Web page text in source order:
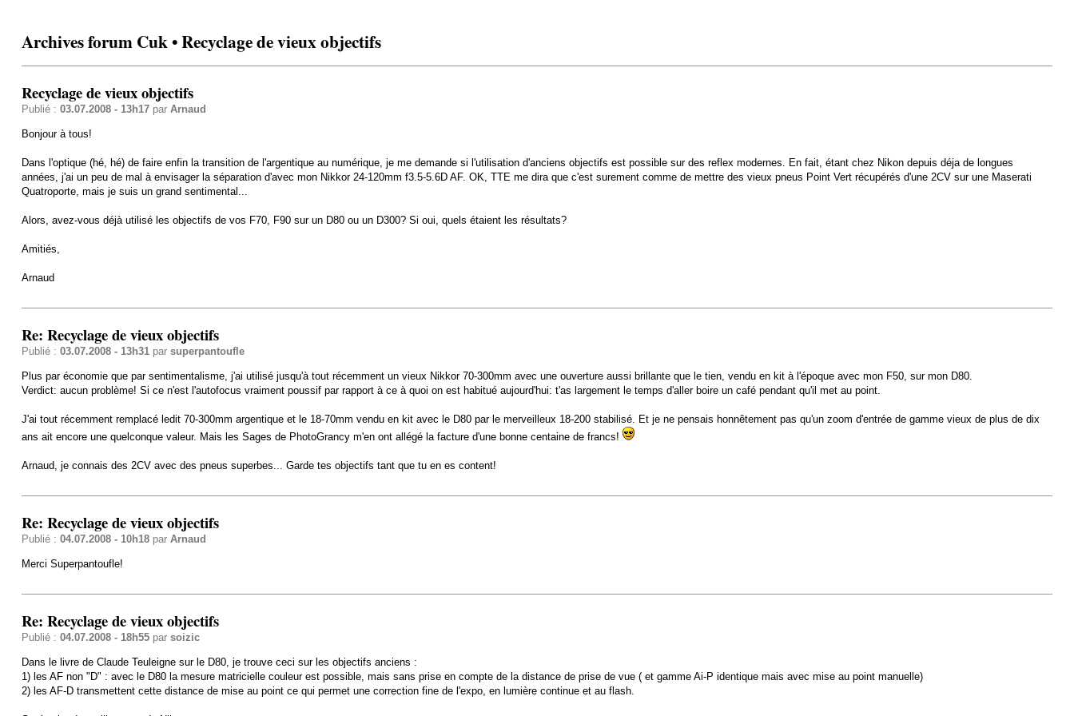
Archives forum Cuk • Recyclage de vieux objectifs
Recyclage de vieux objectifs
Publié : 03.07.2008 - 13h17par Arnaud
Bonjour à tous!
Dans l'optique (hé, hé) de faire enfin la transition de l'argentique au numérique, je me demande si l'utilisation d'anciens objectifs est possible sur des reflex modernes. En fait, étant chez Nikon depuis déja de longues
années, j'ai un peu de mal à envisager la séparation d'avec mon Nikkor 24-120mm f3.5-5.6D AF. OK, TTE me dira que c'est surement comme de mettre des vieux pneus Point Vert récupérés d'une 2CV sur une Maserati
Quatroporte, mais je suis un grand sentimental...
Alors, avez-vous déjà utilisé les objectifs de vos F70, F90 sur un D80 ou un D300? Si oui, quels étaient les résultats?
Amitiés,
Arnaud
Re: Recyclage de vieux objectifs
Publié : 03.07.2008 - 13h31par superpantoufle
Plus par économie que par sentimentalisme, j'ai utilisé jusqu'à tout récemment un vieux Nikkor 70-300mm avec une ouverture aussi brillante que le tien, vendu en kit à l'époque avec mon F50, sur mon D80.
Verdict: aucun problème! Si ce n'est l'autofocus vraiment poussif par rapport à ce à quoi on est habitué aujourd'hui: t'as largement le temps d'aller boire un café pendant qu'il met au point.
J'ai tout récemment remplacé ledit 70-300mm argentique et le 18-70mm vendu en kit avec le D80 par le merveilleux 18-200 stabilisé. Et je ne pensais honnêtement pas qu'un zoom d'entrée de gamme vieux de plus de dix
ans ait encore une quelconque valeur. Mais les Sages de PhotoGrancy m'en ont allégé la facture d'une bonne centaine de francs!
Arnaud, je connais des 2CV avec des pneus superbes... Garde tes objectifs tant que tu en es content!
Re: Recyclage de vieux objectifs
Publié : 04.07.2008 - 10h18par Arnaud
Merci Superpantoufle!
Re: Recyclage de vieux objectifs
Publié : 04.07.2008 - 18h55par soizic
Dans le livre de Claude Teuleigne sur le D80, je trouve ceci sur les objectifs anciens :
1) les AF non "D" : avec le D80 la mesure matricielle couleur est possible, mais sans prise en compte de la distance de prise de vue ( et gamme Ai-P identique mais avec mise au point manuelle)
2) les AF-D transmettent cette distance de mise au point ce qui permet une correction fine de l'expo, en lumière continue et au flash.